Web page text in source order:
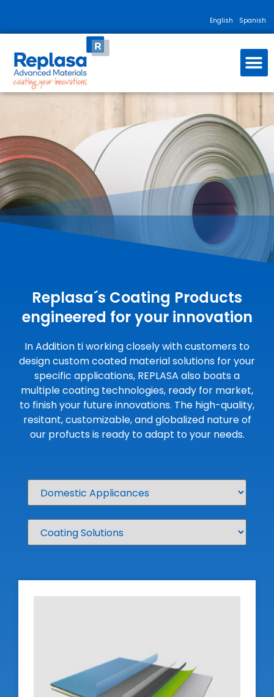
English Spanish
Replasa´s Coating Products
engineered for your innovation
In Addition ti working closely with customers to
design custom coated material solutions for your
specific applications, REPLASA also boats a
multiple coating technologies, ready for market,
to finish your future innovations. The high-quality,
resitant, customizable, and globalized nature of
our profucts is ready to adapt to your needs.